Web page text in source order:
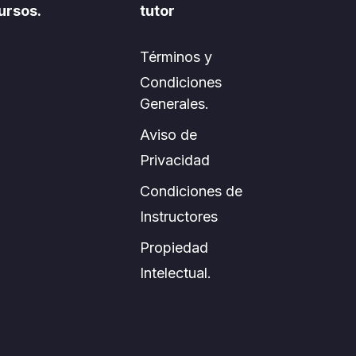
tutor
Términos y
Condiciones
Generales.
Aviso de
Privacidad
Condiciones de
Instructores
Propiedad
Intelectual.